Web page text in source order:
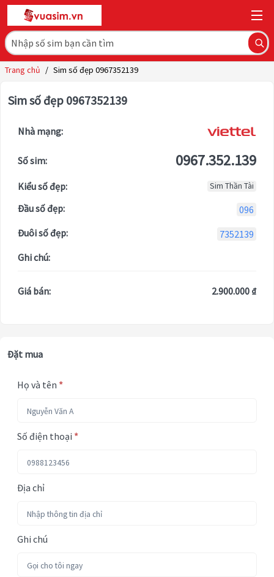
Trang chủ / Sim số đẹp 0967352139
Sim số đẹp 0967352139
Nhà mạng:
Số sim: 0967.352.139
Kiểu số đẹp: Sim Thần Tài
Đầu số đẹp:
096
Đuôi số đẹp:
7352139
Ghi chú:
Giá bán: 2.900.000 ₫
Đặt mua
Họ và tên *
Số điện thoại *
Địa chỉ
Ghi chú